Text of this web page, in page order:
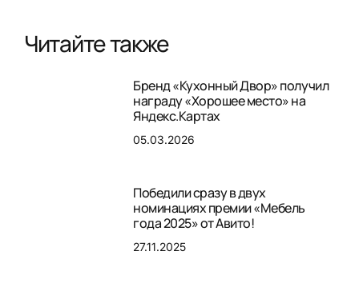
Читайте также
Бренд «Кухонный Двор» получил
награду «Хорошее место» на
Яндекс.Картах
05.03.2026
Победили сразу в двух
номинациях премии «Мебель
года 2025» от Авито!
27.11.2025